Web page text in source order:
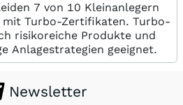
7 von 10 Kleinanlegern
mit Turbo-Zertifikaten. Turbo-
risikoreiche Produkte und
Anlagestrategien geeignet.
Newsletter